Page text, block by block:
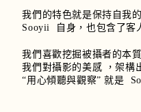
我們的特色就是保持自我
Sooyii 自身，也包含了客
我們喜歡挖掘被攝者的本
我們對攝影的美感 ，架構
“用心傾聽與觀察” 就是